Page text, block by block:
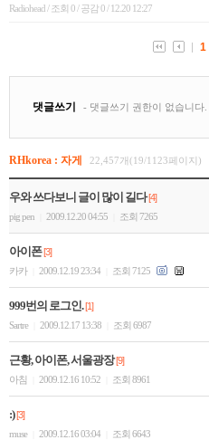
RHkorea : 자게 22,457개(19/1123페이지)
우와 쓰다보니 글이 많이 길다[4]
pig pen
2009.12.20 04:55 조회 7265
아이폰[3]
카카
2009.12.19 23:34 조회 7125
999번의 로그인.[1]
Sartre
2009.12.17 13:38 조회 6987
근황, 아이폰, 서울광장[9]
아침
2009.12.16 10:52 조회 8961
:)[3]
muse
2009.12.16 03:04 조회 6643